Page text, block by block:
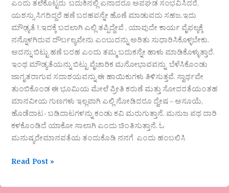
ಎಂದು ತಲೆಕೊಟ್ಟರು ಬದುಕಿನಲ್ಲಿ ಏನಾದರೂ ಅವಘಡ ಸಂಭವಿಸಿದರೆ,
ಯಶಸ್ಸು ಸಿಗದಿದ್ದರೆ ಹಣೆ ಬರಹವನ್ನೇ ಹೊಣೆ ಮಾಡುವದು ಸಹಜ.ಇದು
ಮೌಢ್ಯತೆ !.ಇದಕ್ಕೆ ಬದಲಾಗಿ ಎಲ್ಲಿ ತಪ್ಪಿದ್ದೇವೆ , ಯಾವುದೇ ಕಾರ್ಯ ವೈಫಲ್ಯಕ್ಕೆ
ನನ್ನೊಳಗಿರುವ ದೌರ್ಬಲ್ಯವೇನು ಎಂಬುದನ್ನು ಅರಿತು ಸುಧಾರಿಸಿಕೊಳ್ಳಬೇಕು.
ಅದನ್ನು ಬಿಟ್ಟು ಹಣೆ ಬರಹ ಎಂದು ತಮ್ಮ ಬದುಕನ್ನೇ ಹಾಳು ಮಾಡಿಕೊಳ್ಳುತ್ತಾರೆ.
ಇಂಥ ಮೌಡ್ಯತೆಯನ್ನು ಬಿಟ್ಟು ವೈಚಾರಿಕ ಮನೋಭಾವವನ್ನು ಬೆಳೆಸಿಕೊಂಡು
ಜಾಗೃತರಾಗುವ ಸದಾಶಯವನ್ನು ಈ ಹಾಯಿಕುಗಳು ತಿಳಿಸುತ್ತವೆ. ಸ್ವಾರ್ಥವೇ
ತುಂಬಿಕೊಂಡ ಈ ಭೂಮಿಯ ಮೇಲೆ ಪ್ರೀತಿ ಕರುಣೆ ಮತ್ತು ಸೋದರತೆಯಂತಹ
ಮಾನವೀಯ ಗುಣಗಳು ಇಲ್ಲವಾಗಿ ಎಲ್ಲಿ ನೋಡಿದರೂ ದ್ವೇಷ – ಅಸೂಯೆ,
ಹೊಡೆದಾಟ- ಬಡಿದಾಟಗಳನ್ನು ಕಂಡು ಕವಿ ಮರುಗುತ್ತಾನೆ. ಮನುಜ ಪಥ ದಾರಿ
ಕಳಕೊಂಡಿದೆ ಯಾಕೋ ಸಾಲಾಗಿ ಎಂದು ಚಿಂತಿಸುತ್ತಾನೆ. ಓ
ಮನುಷ್ಯರೇಮಾನವತೆಯ ತಂದುಕೊಡಿ ನನಗೆ ಎಂದು ಹಂಬಲಿಸಿ
Read Post »